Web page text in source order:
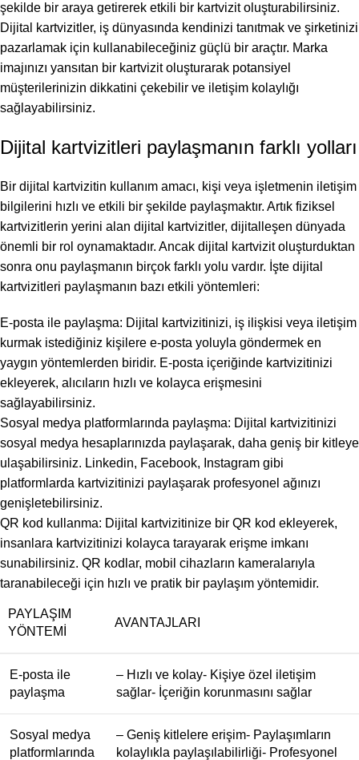
şekilde bir araya getirerek etkili bir kartvizit oluşturabilirsiniz.
Dijital kartvizitler, iş dünyasında kendinizi tanıtmak ve şirketinizi
pazarlamak için kullanabileceğiniz güçlü bir araçtır. Marka
imajınızı yansıtan bir kartvizit oluşturarak potansiyel
müşterilerinizin dikkatini çekebilir ve iletişim kolaylığı
sağlayabilirsiniz.
Dijital kartvizitleri paylaşmanın farklı yolları
Bir dijital kartvizitin kullanım amacı, kişi veya işletmenin iletişim
bilgilerini hızlı ve etkili bir şekilde paylaşmaktır. Artık fiziksel
kartvizitlerin yerini alan dijital kartvizitler, dijitalleşen dünyada
önemli bir rol oynamaktadır. Ancak dijital kartvizit oluşturduktan
sonra onu paylaşmanın birçok farklı yolu vardır. İşte dijital
kartvizitleri paylaşmanın bazı etkili yöntemleri:
E-posta ile paylaşma: Dijital kartvizitinizi, iş ilişkisi veya iletişim
kurmak istediğiniz kişilere e-posta yoluyla göndermek en
yaygın yöntemlerden biridir. E-posta içeriğinde kartvizitinizi
ekleyerek, alıcıların hızlı ve kolayca erişmesini
sağlayabilirsiniz.
Sosyal medya platformlarında paylaşma: Dijital kartvizitinizi
sosyal medya hesaplarınızda paylaşarak, daha geniş bir kitleye
ulaşabilirsiniz. Linkedin, Facebook, Instagram gibi
platformlarda kartvizitinizi paylaşarak profesyonel ağınızı
genişletebilirsiniz.
QR kod kullanma: Dijital kartvizitinize bir QR kod ekleyerek,
insanlara kartvizitinizi kolayca tarayarak erişme imkanı
sunabilirsiniz. QR kodlar, mobil cihazların kameralarıyla
taranabileceği için hızlı ve pratik bir paylaşım yöntemidir.
PAYLAŞIM
YÖNTEMI
AVANTAJLARI
E-posta ile
paylaşma
– Hızlı ve kolay- Kişiye özel iletişim
sağlar- İçeriğin korunmasını sağlar
Sosyal medya
platformlarında
– Geniş kitlelere erişim- Paylaşımların
kolaylıkla paylaşılabilirliği- Profesyonel